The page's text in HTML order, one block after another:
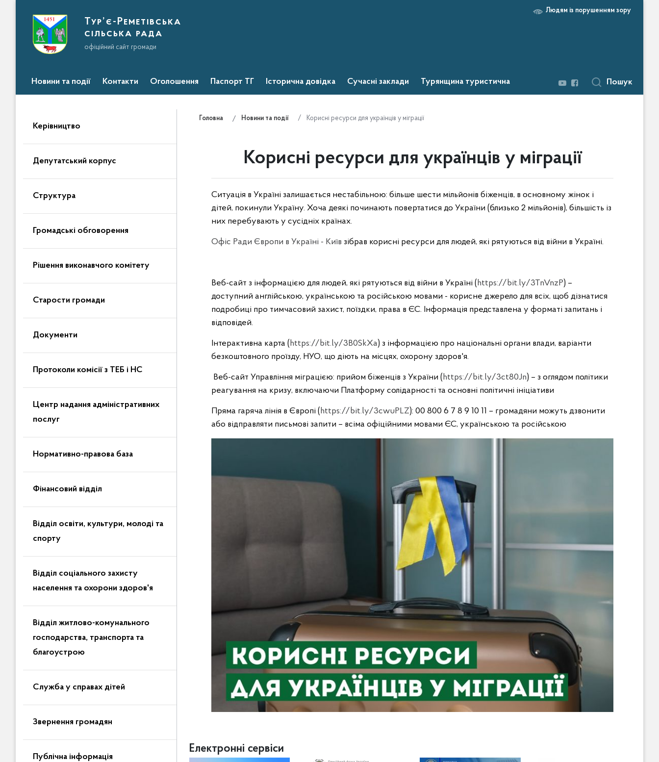
Тур’є-Реметівська
сільська рада
офіційний сайт громади
Людям із порушенням зору
Новини та події Контакти Оголошення Паспорт ТГ Історична довідка Сучасні заклади Турянщина туристична Пошук
Керівництво
Депутатський корпус
Структура
Громадські обговорення
Рішення виконавчого комітету
Старости громади
Документи
Протоколи комісії з ТЕБ і НС
Центр надання адміністративних
послуг
Нормативно-правова база
Фінансовий відділ
Відділ освіти, культури, молоді та
спорту
Відділ соціального захисту
населення та охорони здоров'я
Відділ житлово-комунального
господарства, транспорта та
благоустрою
Служба у справах дітей
Звернення громадян
Публічна інформація
Головна Новини та події Корисні ресурси для українців у міграції
Корисні ресурси для українців у міграції
Ситуація в Україні залишається нестабільною: більше шести мільйонів біженців, в основному жінок і
дітей, покинули Україну. Хоча деякі починають повертатися до України (близько 2 мільйонів), більшість із
них перебувають у сусідніх країнах.
Офіс Ради Європи в Україні - Київ зібрав корисні ресурси для людей, які рятуються від війни в Україні.
Веб-сайт з інформацією для людей, які рятуються від війни в Україні (https://bit.ly/3TnVnzP) –
доступний англійською, українською та російською мовами - корисне джерело для всіх, щоб дізнатися
подробиці про тимчасовий захист, поїздки, права в ЄС. Інформація представлена у форматі запитань і
відповідей.
Iнтерактивна карта (https://bit.ly/3B0SkXa) з інформацією про національні органи влади, варіанти
безкоштовного проїзду, НУО, що діють на місцях, охорону здоров'я.
Веб-сайт Управління міграцією: прийом біженців з України (https://bit.ly/3ct80Jn) – з оглядом політики
реагування на кризу, включаючи Платформу солідарності та основні політичні ініціативи
Пряма гаряча лінія в Європі (https://bit.ly/3cwuPLZ): 00 800 6 7 8 9 10 11 – громадяни можуть дзвонити
або відправляти письмові запити – всіма офіційними мовами ЄС, українською та російською
Електронні сервіси